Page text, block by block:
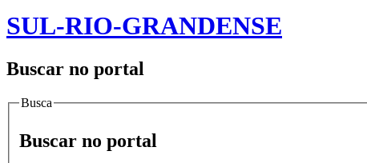
SUL-RIO-GRANDENSE
Buscar no portal
Busca
Buscar no portal